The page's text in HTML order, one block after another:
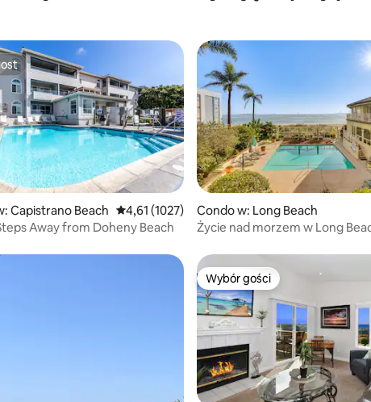
5, liczba recenzji: 55
Capistrano Beach Średnia ocena: 4,61 na 5, liczba recenzji: 1027
4,61 (1027)
Away from Doheny Beach
Condo w: Long Beach
Życie nad morzem w Long
Wybór gości
Wybór gości